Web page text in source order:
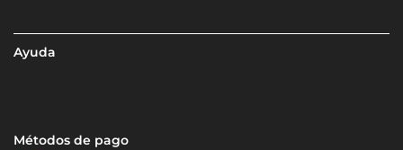
Ayuda
Métodos de pago